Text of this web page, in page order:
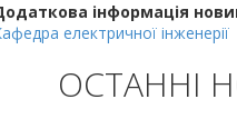
інформація
електричної інженерії
ОСТАННІ